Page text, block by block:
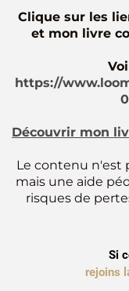
Clique sur les
et mon livre
https://
Découvrir mon
Le contenu n'est
mais une aide
risques de
Si
rejoins